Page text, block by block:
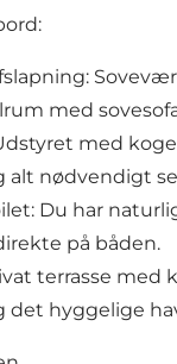
med
med
alt nødvendigt
Du har
på båden.
terrasse med
det hyggelige